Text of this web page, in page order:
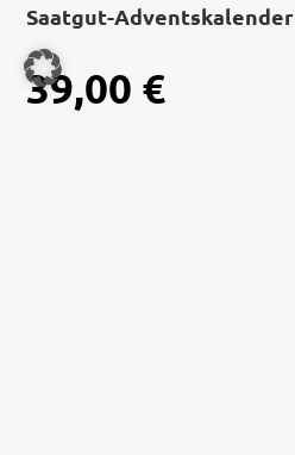
Saatgut-Adventskalender
39,00 €